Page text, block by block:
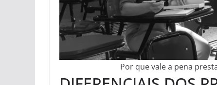
Por que vale a pena